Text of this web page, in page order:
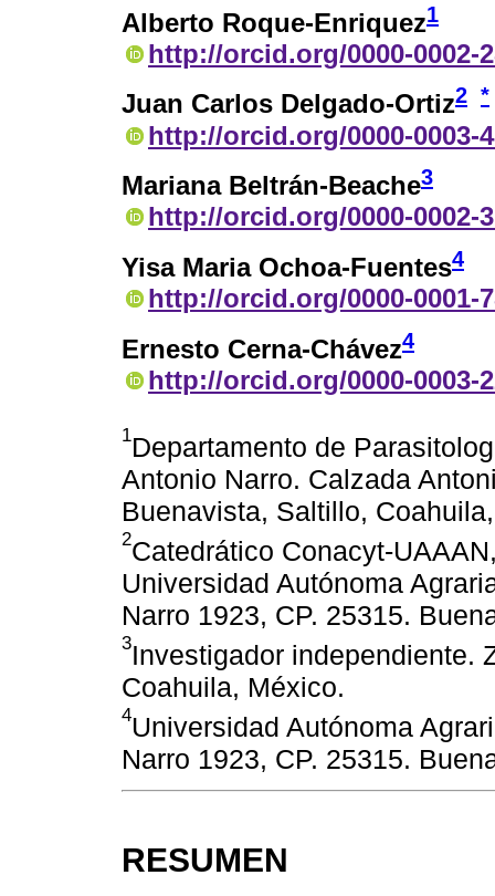
Alberto Roque-Enriquez1
http://orcid.org/0000-0002-
Juan Carlos Delgado-Ortiz2 *
http://orcid.org/0000-0003-
Mariana Beltrán-Beache3
http://orcid.org/0000-0002-
Yisa Maria Ochoa-Fuentes4
http://orcid.org/0000-0001-
Ernesto Cerna-Chávez4
http://orcid.org/0000-0003-
1Departamento de
Antonio Narro. Calzada
Buenavista, Saltillo,
2Catedrático Conacyt-
Universidad Autónoma
Narro 1923, CP. 25315.
3Investigador independiente.
Coahuila, México.
4Universidad Autónoma
Narro 1923, CP. 25315.
RESUMEN